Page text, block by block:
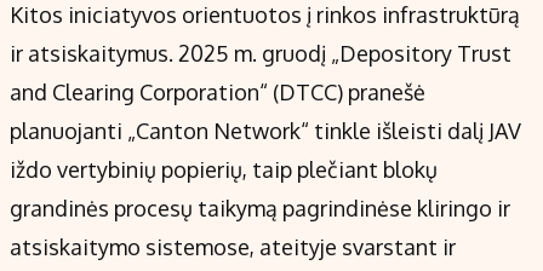
Kitos iniciatyvos orientuotos į rinkos infrastruktūrą
ir atsiskaitymus. 2025 m. gruodį „Depository Trust
and Clearing Corporation“ (DTCC) pranešė
planuojanti „Canton Network“ tinkle išleisti dalį JAV
iždo vertybinių popierių, taip plečiant blokų
grandinės procesų taikymą pagrindinėse kliringo ir
atsiskaitymo sistemose, ateityje svarstant ir